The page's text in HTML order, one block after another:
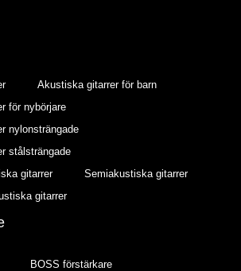
Akustiska gitarrer för barn
för nybörjare
nylonsträngade
stålsträngade
gitarrer
Semiakustiska gitarrer
gitarrer
BOSS förstärkare